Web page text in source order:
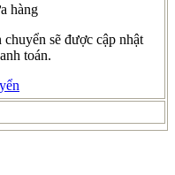
hàng
sẽ được cập nhật
toán.